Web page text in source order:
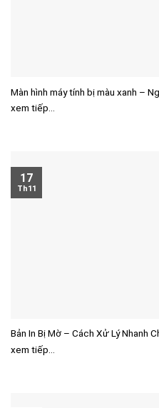
Màn hình máy tính bị màu xanh –
xem tiếp...
Bản In Bị Mờ – Cách Xử Lý Nhanh
xem tiếp...
17
Th11